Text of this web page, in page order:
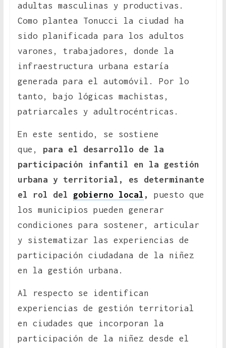
adultas masculinas y productivas.
Como plantea Tonucci la ciudad ha
sido planificada para los adultos
varones, trabajadores, donde la
infraestructura urbana estaría
generada para el automóvil. Por lo
tanto, bajo lógicas machistas,
patriarcales y adultrocéntricas.
En este sentido, se sostiene
que, para el desarrollo de la
participación infantil en la gestión
urbana y territorial, es determinante
el rol del gobierno local ,
puesto que
los municipios pueden generar
condiciones para sostener, articular
y sistematizar las experiencias de
participación ciudadana de la niñez
en la gestión urbana.
Al respecto se identifican
experiencias de gestión territorial
en ciudades que incorporan la
participación de la niñez desde el